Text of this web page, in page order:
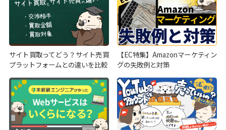
サイト買取ってどう？サイト売買
プラットフォームとの違いを比較
【EC特集】Amazonマーケティン
グの失敗例と対策